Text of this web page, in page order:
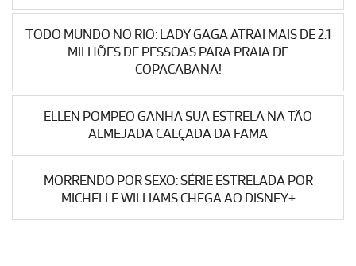
TODO MUNDO NO RIO: LADY GAGA ATRAI MAIS DE 2.1
MILHÕES DE PESSOAS PARA PRAIA DE
COPACABANA!
ELLEN POMPEO GANHA SUA ESTRELA NA TÃO
ALMEJADA CALÇADA DA FAMA
MORRENDO POR SEXO: SÉRIE ESTRELADA POR
MICHELLE WILLIAMS CHEGA AO DISNEY+